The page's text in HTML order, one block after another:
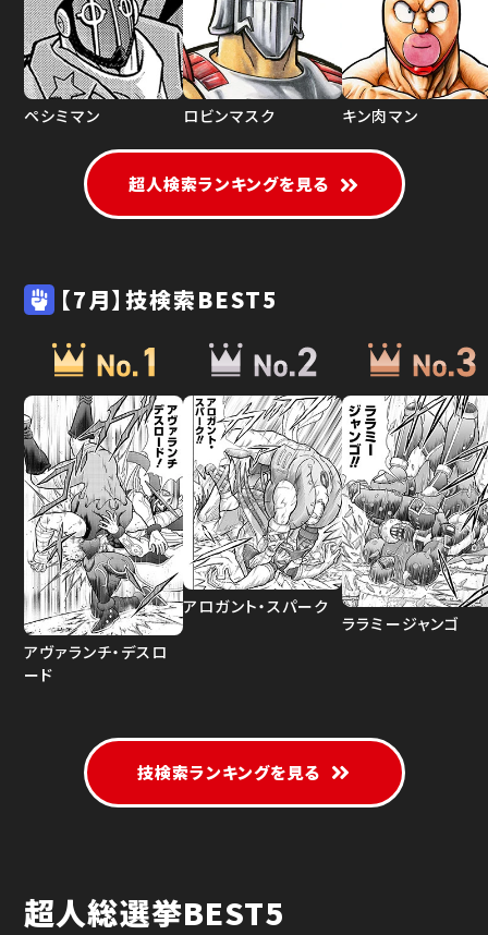
ペシミマン ロビンマスク キン肉マン
超人検索ランキングを見る
【7月】技検索BEST5
アヴァランチ・デスロ
ード
アロガント・スパーク
ララミージャンゴ
技検索ランキングを見る
超人総選挙BEST5